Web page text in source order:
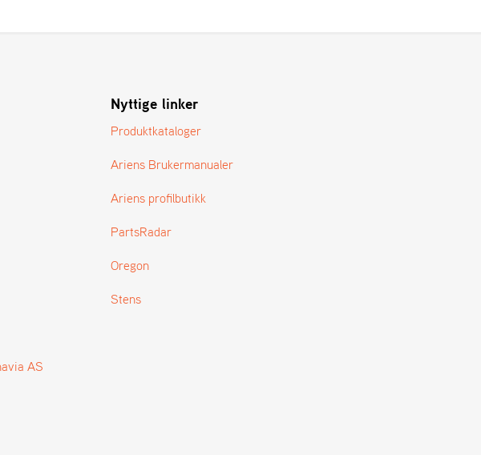
AS
Nyttige linker
Produktkataloger
Ariens Brukermanualer
Ariens profilbutikk
PartsRadar
Oregon
Stens